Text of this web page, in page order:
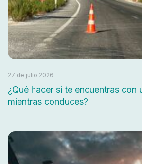
27 de julio 2026
¿Qué hacer si te encuentras con
mientras conduces?